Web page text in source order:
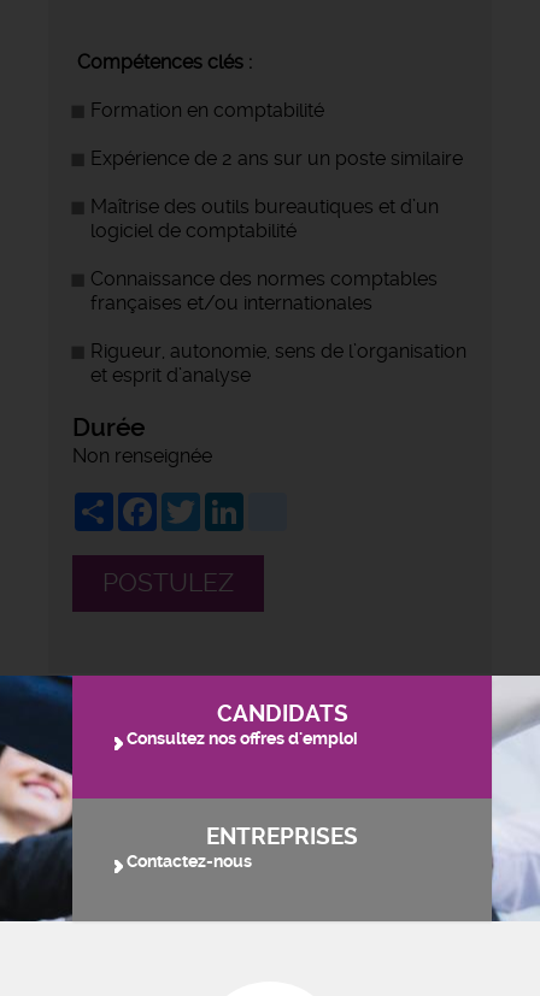
Compétences clés :
Formation en comptabilité
Expérience de 2 ans sur un poste similaire
Maîtrise des outils bureautiques et d’un
logiciel de comptabilité
Connaissance des normes comptables
françaises et/ou internationales
Rigueur, autonomie, sens de l’organisation
et esprit d’analyse
Durée
Non renseignée
ShareFacebook
Twitter
POSTULEZ
CANDIDATS
Consultez nos offres d'emploi
ENTREPRISES
Contactez-nous